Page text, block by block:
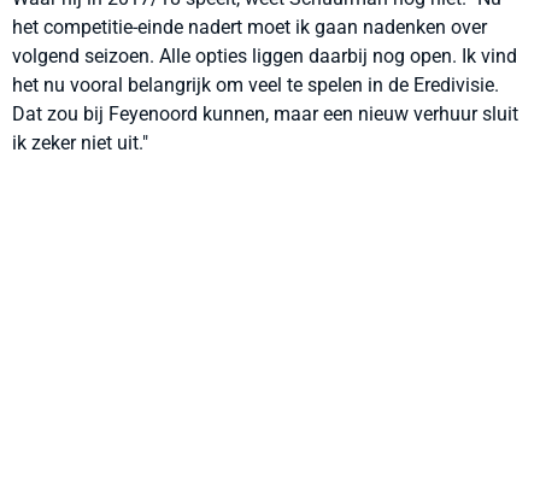
het competitie-einde nadert moet ik gaan nadenken over
volgend seizoen. Alle opties liggen daarbij nog open. Ik vind
het nu vooral belangrijk om veel te spelen in de Eredivisie.
Dat zou bij Feyenoord kunnen, maar een nieuw verhuur sluit
ik zeker niet uit."